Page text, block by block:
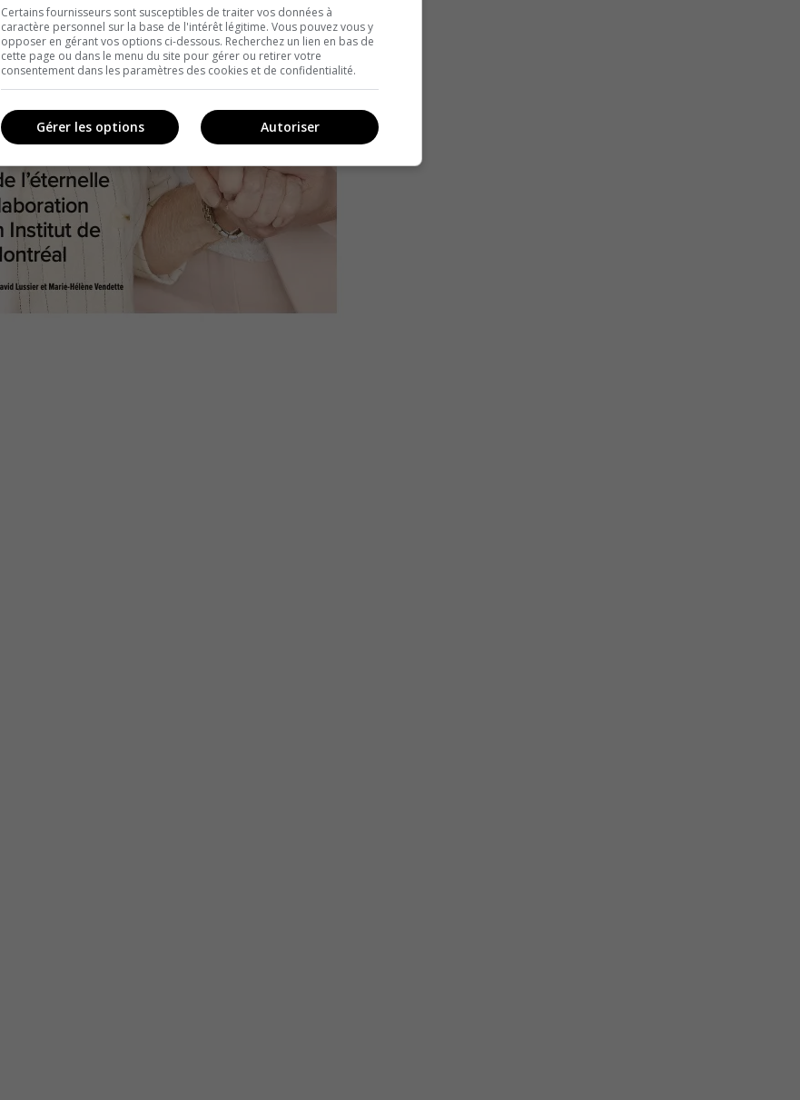
Certains fournisseurs sont susceptibles de traiter vos données à
caractère personnel sur la base de l'intérêt légitime. Vous pouvez vous y
opposer en gérant vos options ci-dessous. Recherchez un lien en bas de
cette page ou dans le menu du site pour gérer ou retirer votre
consentement dans les paramètres des cookies et de confidentialité.
Autoriser
Gérer les options